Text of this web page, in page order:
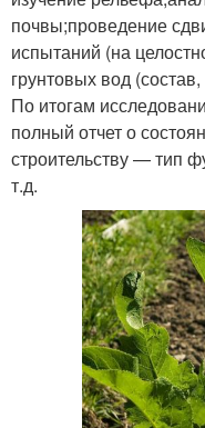
почвы;проведение
испытаний (на
грунтовых вод
По итогам
полный отчет о
строительству — тип
т.д.